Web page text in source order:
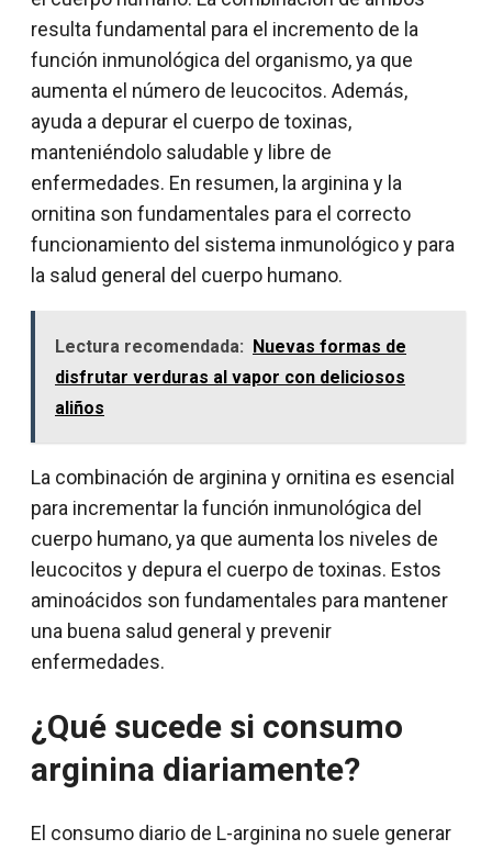
resulta fundamental para el incremento de la
función inmunológica del organismo, ya que
aumenta el número de leucocitos. Además,
ayuda a depurar el cuerpo de toxinas,
manteniéndolo saludable y libre de
enfermedades. En resumen, la arginina y la
ornitina son fundamentales para el correcto
funcionamiento del sistema inmunológico y para
la salud general del cuerpo humano.
Lectura recomendada: Nuevas formas de
disfrutar verduras al vapor con deliciosos
aliños
La combinación de arginina y ornitina es esencial
para incrementar la función inmunológica del
cuerpo humano, ya que aumenta los niveles de
leucocitos y depura el cuerpo de toxinas. Estos
aminoácidos son fundamentales para mantener
una buena salud general y prevenir
enfermedades.
¿Qué sucede si consumo
arginina diariamente?
El consumo diario de L-arginina no suele generar